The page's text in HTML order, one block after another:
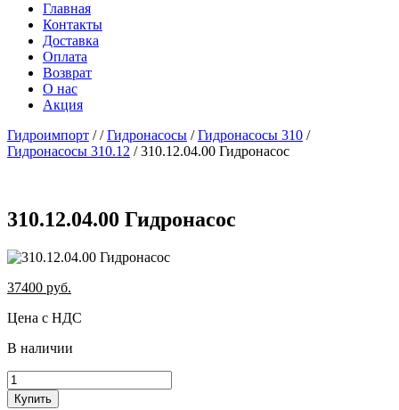
Главная
Контакты
Доставка
Оплата
Возврат
О нас
Акция
Гидроимпорт //Гидронасосы /Гидронасосы 310 /
Гидронасосы 310.12 /310.12.04.00 Гидронасос
310.12.04.00 Гидронасос
37400 руб.
Цена с НДС
В наличии
Купить